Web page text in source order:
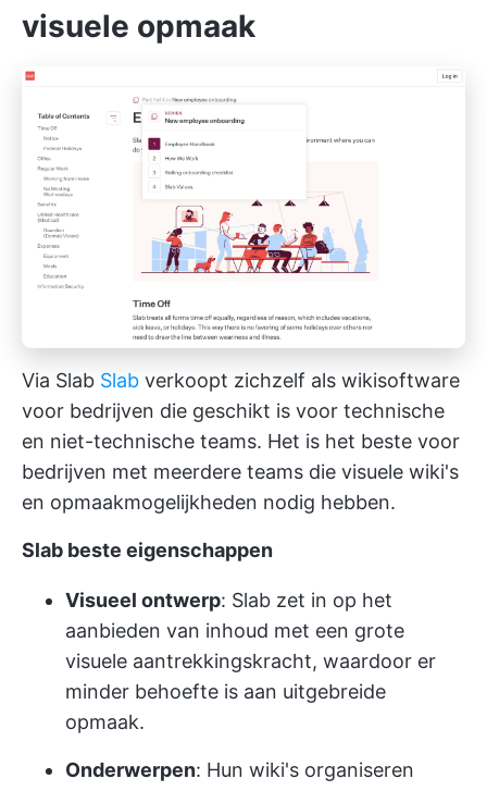
visuele opmaak
Via Slab Slab verkoopt zichzelf als wikisoftware
voor bedrijven die geschikt is voor technische
en niet-technische teams. Het is het beste voor
bedrijven met meerdere teams die visuele wiki's
en opmaakmogelijkheden nodig hebben.
Slab beste eigenschappen
Visueel ontwerp: Slab zet in op het
aanbieden van inhoud met een grote
visuele aantrekkingskracht, waardoor er
minder behoefte is aan uitgebreide
opmaak.
Onderwerpen: Hun wiki's organiseren